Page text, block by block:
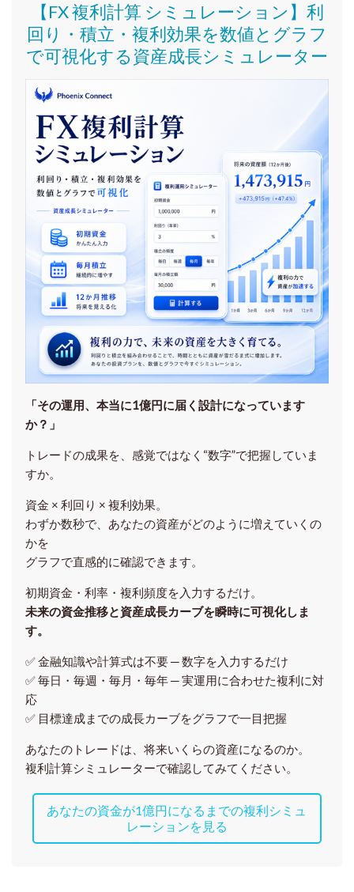
【FX 複利計算 シミュレーション】利
回り・積立・複利効果を数値とグラフ
で可視化する資産成長シミュレーター
「その運用、本当に1億円に届く設計になっています
か？」
トレードの成果を、感覚ではなく“数字”で把握していま
すか。
資金 × 利回り × 複利効果。
わずか数秒で、あなたの資産がどのように増えていくの
かを
グラフで直感的に確認できます。
初期資金・利率・複利頻度を入力するだけ。
未来の資金推移と資産成長カーブを瞬時に可視化しま
す。
✅ 金融知識や計算式は不要 ─ 数字を入力するだけ
✅ 毎日・毎週・毎月・毎年 ─ 実運用に合わせた複利に対
応
✅ 目標達成までの成長カーブをグラフで一目把握
あなたのトレードは、将来いくらの資産になるのか。
複利計算シミュレーターで確認してみてください。
あなたの資金が1億円になるまでの複利シミュ
レーションを見る